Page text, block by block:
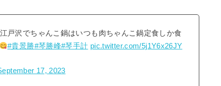
江戸沢でちゃんこ鍋はいつも肉ちゃんこ鍋定食しか食
#貴景勝#琴勝峰#琴手計 pic.twitter.com/5j1Y6x26JY
17, 2023